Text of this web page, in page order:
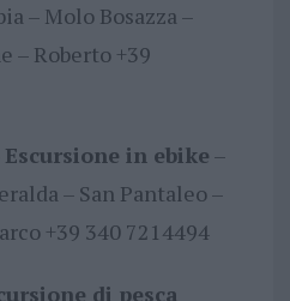
– Molo Bosazza –
– Roberto +39
Escursione in ebike –
– San Pantaleo –
+39 340 7214494
di pesca